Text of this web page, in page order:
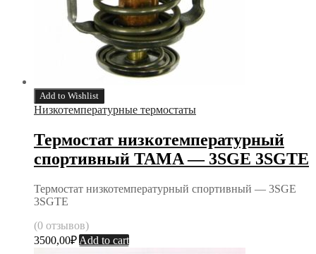
Add to Wishlist
Низкотемпературные термостаты
Термостат низкотемпературный
спортивный TAMA — 3SGE 3SGTE
Термостат низкотемпературный спортивный — 3SGE
3SGTE
(0 отзывов)
3500,00₽ Add to cart